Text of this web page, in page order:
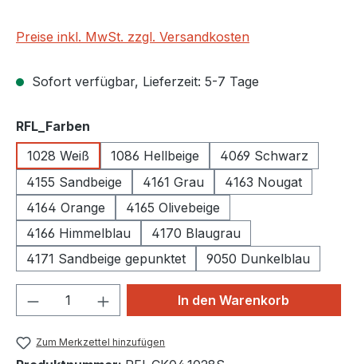
Preise inkl. MwSt. zzgl. Versandkosten
Sofort verfügbar, Lieferzeit: 5-7 Tage
RFL_Farben
1028 Weiß
1086 Hellbeige
4069 Schwarz
4155 Sandbeige
4161 Grau
4163 Nougat
4164 Orange
4165 Olivebeige
4166 Himmelblau
4170 Blaugrau
4171 Sandbeige gepunktet
9050 Dunkelblau
Produkt Anzahl: Gib denIn den Warenkorb
Zum Merkzettel hinzufügen